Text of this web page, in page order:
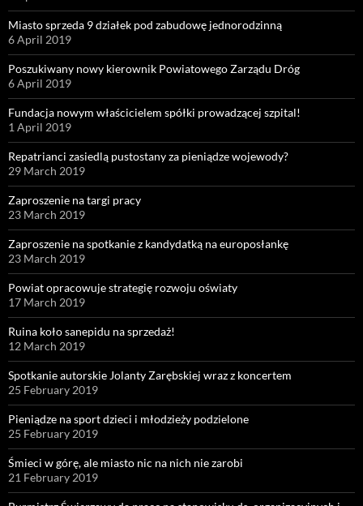
Miasto sprzeda 9 działek pod zabudowę jednorodzinną
6 April 2019
Poszukiwany nowy kierownik Powiatowego Zarządu Dróg
6 April 2019
Fundacja nowym właścicielem spółki prowadzącej szpital!
1 April 2019
Repatrianci zasiedlą pustostany za pieniądze wojewody?
29 March 2019
Zaproszenie na targi pracy
23 March 2019
Zaproszenie na spotkanie z kandydatką na europosłankę
23 March 2019
Powiat opracowuje strategię rozwoju oświaty
17 March 2019
Ruina koło sanepidu na sprzedaż!
12 March 2019
Spotkanie autorskie Jolanty Zarębskiej wraz z koncertem
25 February 2019
Pieniądze na sport dzieci i młodzieży podzielone
25 February 2019
Śmieci w górę, ale miasto nic na nich nie zarobi
21 February 2019